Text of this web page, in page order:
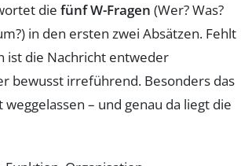
die fünf W-Fragen (Wer? Was?
in den ersten zwei Absätzen. Fehlt
ist die Nachricht entweder
bewusst irreführend. Besonders das
weggelassen – und genau da liegt die